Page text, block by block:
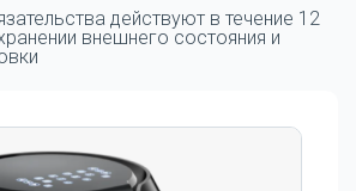
действуют в течение 12
внешнего состояния и